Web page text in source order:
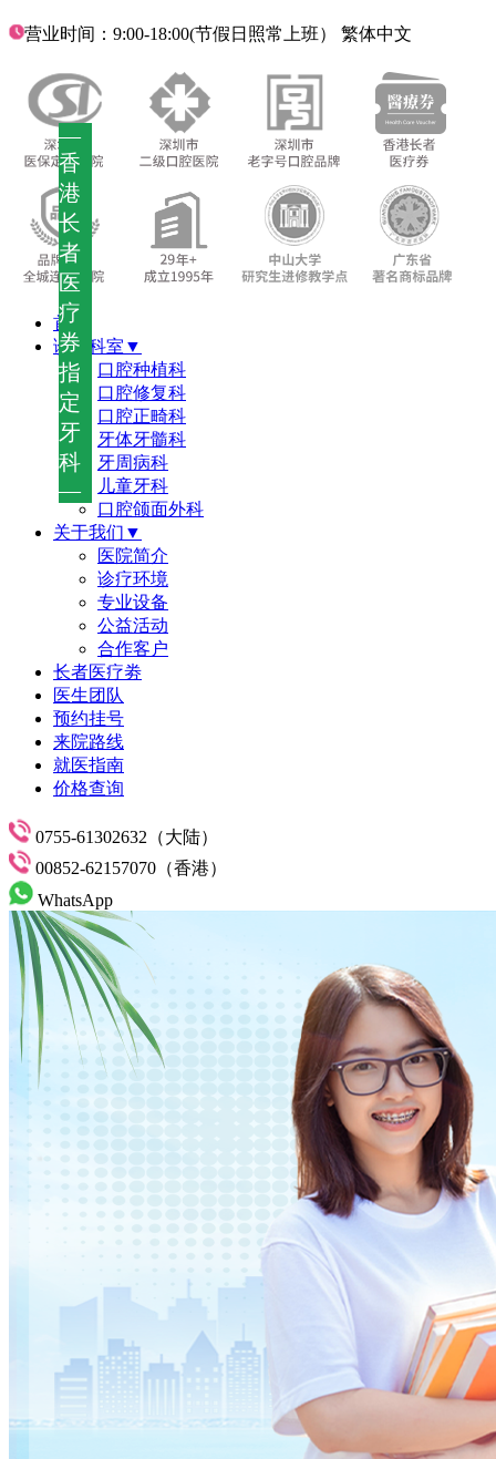
—
香
港
长
者
医
疗
券
指
定
牙
科
—
营业时间：9:00-18:00(节假日照常上班） 繁体中文
首页
诊疗科室▼
口腔种植科
口腔修复科
口腔正畸科
牙体牙髓科
牙周病科
儿童牙科
口腔颌面外科
关于我们▼
医院简介
诊疗环境
专业设备
公益活动
合作客户
长者医疗劵
医生团队
预约挂号
来院路线
就医指南
价格查询
0755-61302632（大陆）
00852-62157070（香港）
WhatsApp